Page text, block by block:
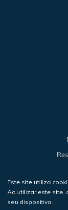
Este site utiliza
Ao utilizar este site,
seu dispositivo.